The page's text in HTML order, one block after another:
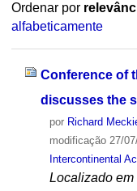
Ordenar por
alfabeticamente
Conference of
discusses the
por Richard
modificação27/
Intercontinental
Localizado em